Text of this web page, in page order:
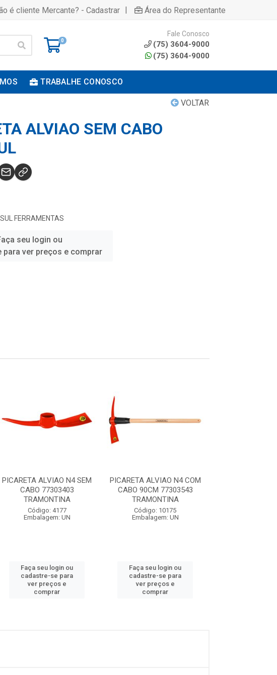
é cliente Mercante? - Cadastrar | Área do Representante
0
Fale Conosco
(75) 3604-9000
(75) 3604-9000
TRABALHE CONOSCO
VOLTAR
ALVIAO SEM CABO
FERRAMENTAS
seu login ou
para ver preços e comprar
PICARETA ALVIAO N4 SEM
CABO 77303403
TRAMONTINA
Código: 4177
Embalagem: UN
Faça seu login ou
cadastre-se para
ver preços e
comprar
PICARETA ALVIAO N4 COM
CABO 90CM 77303543
TRAMONTINA
Código: 10175
Embalagem: UN
Faça seu login ou
cadastre-se para
ver preços e
comprar